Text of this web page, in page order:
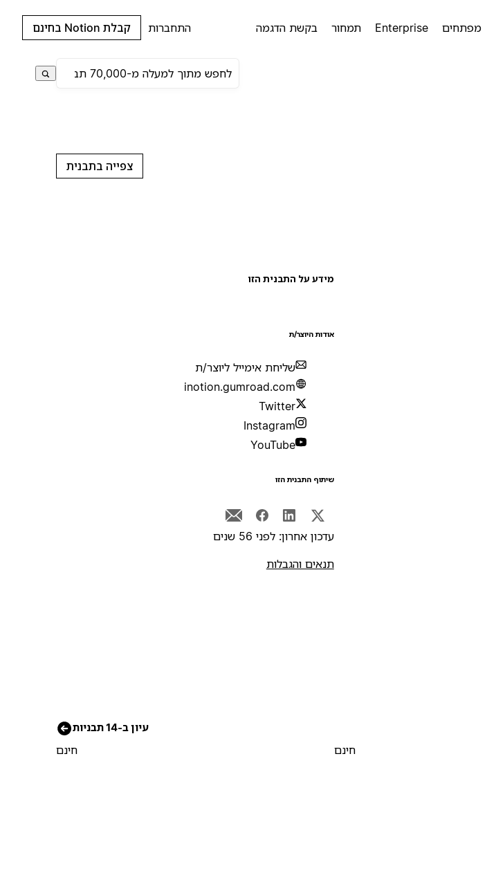
מפתחים Enterprise תמחור בקשת הדגמה התחברות קבלת Notion בחינם
צפייה בתבנית
מידע על התבנית הזו
אודות היוצר/ת
שליחת אימייל ליוצר/ת
inotion.gumroad.com
Twitter
Instagram
YouTube
שיתוף התבנית הזו
עדכון אחרון: לפני 56 שנים
תנאים והגבלות
עיון ב-14 תבניות
חינם חינם